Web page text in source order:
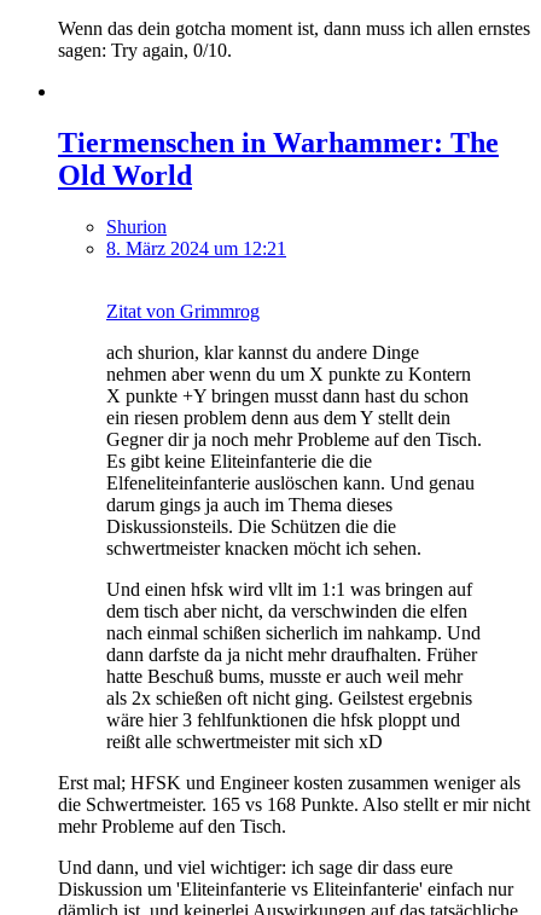
Wenn das dein gotcha moment ist, dann muss ich allen ernstes
sagen: Try again, 0/10.
Tiermenschen in Warhammer: The
Old World
Shurion
8. März 2024 um 12:21
Zitat von Grimmrog
ach shurion, klar kannst du andere Dinge
nehmen aber wenn du um X punkte zu Kontern
X punkte +Y bringen musst dann hast du schon
ein riesen problem denn aus dem Y stellt dein
Gegner dir ja noch mehr Probleme auf den Tisch.
Es gibt keine Eliteinfanterie die die
Elfeneliteinfanterie auslöschen kann. Und genau
darum gings ja auch im Thema dieses
Diskussionsteils. Die Schützen die die
schwertmeister knacken möcht ich sehen.
Und einen hfsk wird vllt im 1:1 was bringen auf
dem tisch aber nicht, da verschwinden die elfen
nach einmal schißen sicherlich im nahkamp. Und
dann darfste da ja nicht mehr draufhalten. Früher
hatte Beschuß bums, musste er auch weil mehr
als 2x schießen oft nicht ging. Geilstest ergebnis
wäre hier 3 fehlfunktionen die hfsk ploppt und
reißt alle schwertmeister mit sich xD
Erst mal; HFSK und Engineer kosten zusammen weniger als
die Schwertmeister. 165 vs 168 Punkte. Also stellt er mir nicht
mehr Probleme auf den Tisch.
Und dann, und viel wichtiger: ich sage dir dass eure
Diskussion um 'Eliteinfanterie vs Eliteinfanterie' einfach nur